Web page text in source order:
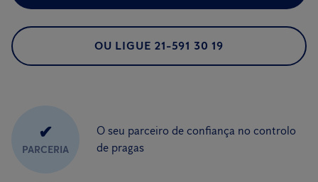
OU LIGUE 21-591 30 19
✔
PARCERIA
O seu parceiro de confiança no controlo
de pragas